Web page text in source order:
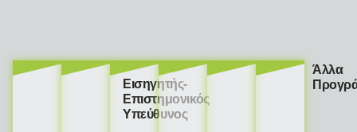
Εισηγητής-
Επιστημονικός
Υπεύθυνος
Άλλα